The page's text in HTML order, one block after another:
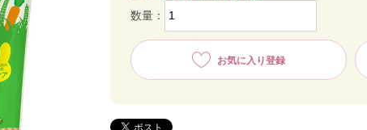
数量：
お気に入り登録